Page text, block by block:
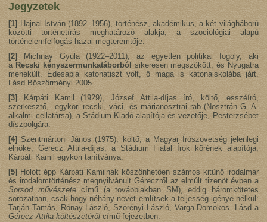
Jegyzetek
[1]Hajnal István (1892–1956), történész, akadémikus, a két világháború
közötti történetírás meghatározó alakja, a szociológiai alapú
történelemfelfogás hazai megteremtője.
[2] Michnay Gyula (1922–2011), az egyetlen politikai fogoly, aki
a Recski kényszermunkatáborból sikeresen megszökött, és Nyugatra
menekült. Édesapja katonatiszt volt, ő maga is katonaiskolába járt.
Lásd Böszörményi 2005.
[3]Kárpáti Kamil (1929), József Attila-díjas író, költő, esszéíró,
szerkesztő, egykori recski, váci, és márianosztrai rab (Nosztrán G. A.
alkalmi cellatársa), a Stádium Kiadó alapítója és vezetője, Pesterzsébet
díszpolgára.
[4]Szentmártoni János (1975), költő, a Magyar Írószövetség jelenlegi
elnöke, Gérecz Attila-díjas, a Stádium Fiatal Írók körének alapítója,
Kárpáti Kamil egykori tanítványa.
[5] Holott épp Kárpáti Kamilnak köszönhetően számos kitűnő irodalmár
és irodalomtörténész megnyilvánult Géreczről az elmúlt tizenöt évben a
Sorsod művészetecímű (a továbbiakban SM), eddig háromkötetes
sorozatban, csak hogy néhány nevet említsek a teljesség igénye nélkül:
Tarján Tamás, Rónay László, Szörényi László, Varga Domokos. Lásd a
Gérecz Attila költészetéről című fejezetben.